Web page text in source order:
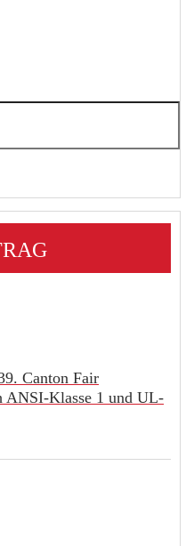
Canton Fair
ANSI-Klasse 1 und UL-